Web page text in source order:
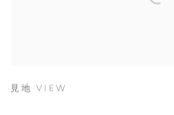
見地 VIEW